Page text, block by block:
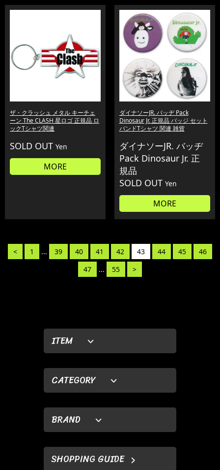
ITEM
CATEGORY
BRAND
SHOPPING GUIDE
ザ・クラッシュ メタル キーチェ
ーン The CLASH 星ロゴ 正規品 ロ
ックTシャツ関連
SOLD OUT Yen
MORE
ダイナソーJR. バッヂ Pack
Dinosaur Jr. 正規品 バッジ セット
バンドTシャツ 関連 雑貨
ダイナソーJR. バッヂ
Pack Dinosaur Jr. 正
規品
SOLD OUT Yen
MORE
< 1 ... 39 40 41 42 43 44 45
46
47
... 55 >